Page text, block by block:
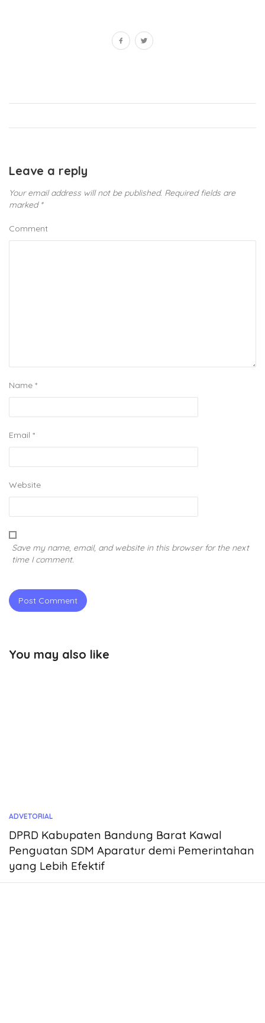
Leave a reply
Your email address will not be published. Required fields are
marked *
Comment
Name *
Email *
Website
Save my name, email, and website in this browser for the next
time I comment.
You may also like
ADVETORIAL
DPRD Kabupaten Bandung Barat Kawal
Penguatan SDM Aparatur demi Pemerintahan
yang Lebih Efektif